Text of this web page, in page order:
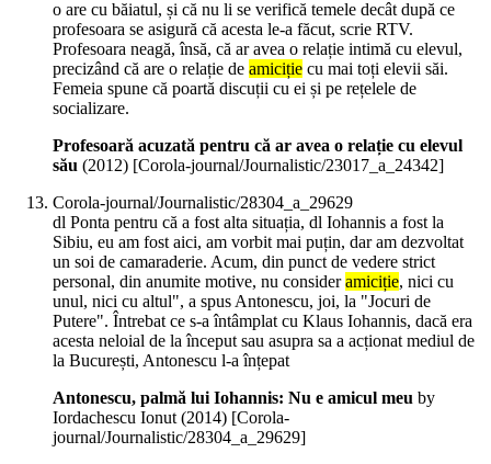
o are cu băiatul, și că nu li se verifică temele decât după ce
profesoara se asigură că acesta le-a făcut, scrie RTV.
Profesoara neagă, însă, că ar avea o relație intimă cu elevul,
precizând că are o relație de amiciție cu mai toți elevii săi.
Femeia spune că poartă discuții cu ei și pe rețelele de
socializare.
Profesoară acuzată pentru că ar avea o relație cu elevul
său (2012) [Corola-journal/Journalistic/23017_a_24342]
Corola-journal/Journalistic/28304_a_29629
dl Ponta pentru că a fost alta situația, dl Iohannis a fost la
Sibiu, eu am fost aici, am vorbit mai puțin, dar am dezvoltat
un soi de camaraderie. Acum, din punct de vedere strict
personal, din anumite motive, nu consideramiciție, nici cu
unul, nici cu altul", a spus Antonescu, joi, la "Jocuri de
Putere". Întrebat ce s-a întâmplat cu Klaus Iohannis, dacă era
acesta neloial de la început sau asupra sa a acționat mediul de
la București, Antonescu l-a înțepat
Antonescu, palmă lui Iohannis: Nu e amicul meu by
Iordachescu Ionut (2014) [Corola-
journal/Journalistic/28304_a_29629]